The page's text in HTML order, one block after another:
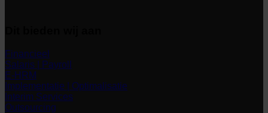
Financieel
Salaris | Payroll
E-HRM
Implementatie | Optimalisatie
Interim Services
Outsourcing